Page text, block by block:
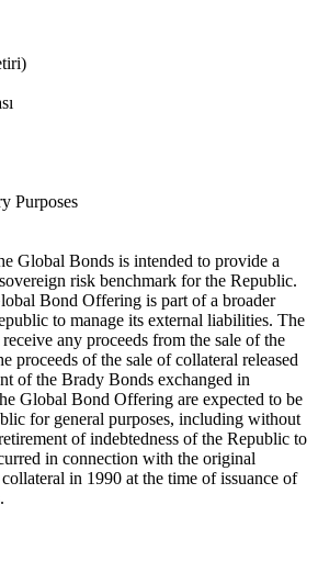
Purposes
Global Bonds is intended to provide a
risk benchmark for the Republic.
Bond Offering is part of a broader
to manage its external liabilities. The
any proceeds from the sale of the
proceeds of the sale of collateral released
of the Brady Bonds exchanged in
Global Bond Offering are expected to be
for general purposes, including without
of indebtedness of the Republic to
in connection with the original
in 1990 at the time of issuance of